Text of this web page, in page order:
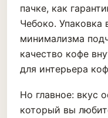
пачке, как
Чебоко. Упаковка
минимализма
качество кофе
для интерьера
Но главное: вкус
который вы